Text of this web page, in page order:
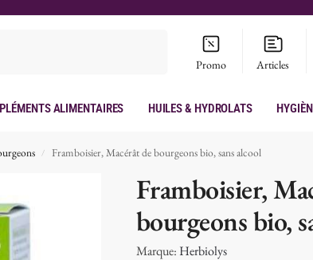
Promo Articles
Alimentaires Huiles & hydrolats
/ Framboisier, Macérât de bourgeons bio, sans alcool
Framboisier,
bourgeons bio,
Marque: Herbiolys